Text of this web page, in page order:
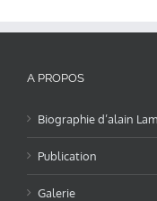
A PROPOS
Biographie d’alain
Publication
Galerie